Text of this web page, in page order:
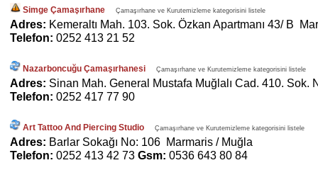
Simge Çamaşırhane Çamaşırhane ve Kurutemizleme kategorisini listele
Adres: Kemeraltı Mah. 103. Sok. Özkan Apartmanı 43/ B
Telefon: 0252 413 21 52
Nazarboncuğu Çamaşırhanesi Çamaşırhane ve Kurutemizleme kategorisini listele
Adres: Sinan Mah. General Mustafa Muğlalı Cad. 410.
Telefon: 0252 417 77 90
Art Tattoo And Piercing Studio Çamaşırhane ve Kurutemizleme kategorisini listele
Adres: Barlar Sokağı No: 106 Marmaris / Muğla
Telefon: 0252 413 42 73 Gsm: 0536 643 80 84